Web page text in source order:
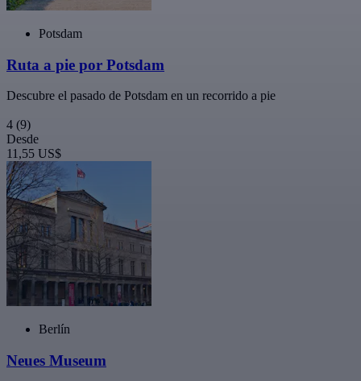
Potsdam
Ruta a pie por Potsdam
Descubre el pasado de Potsdam en un recorrido a pie
4 (9)
Desde
11,55 US$
Berlín
Neues Museum